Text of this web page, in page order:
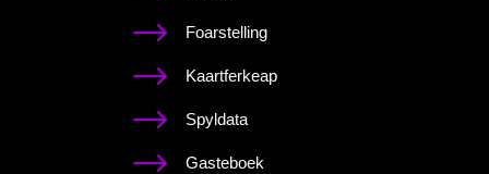
Foarstelling
Kaartferkeap
Spyldata
Gasteboek